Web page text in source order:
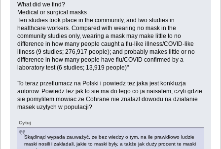
What did we find?
Medical or surgical masks
Ten studies took place in the community, and two studies in
healthcare workers. Compared with wearing no mask in the
community studies only, wearing a mask may make little to no
difference in how many people caught a flu‐like illness/COVID‐like
illness (9 studies; 276,917 people); and probably makes little or no
difference in how many people have flu/COVID confirmed by a
laboratory test (6 studies; 13,919 people)"
To teraz przetlumacz na Polski i powiedz tez jaka jest konkluzja
autorow. Powiedz tez jak to sie ma do tego co ja naisalem, czyli gdzie
sie pomylilem mowiac ze Cohrane nie znalazl dowodu na dzialanie
masek uzytych w populacji?
Cytuj
Skądinąd wypada zauważyć, że bez wiedzy o tym, na ile prawidłowo ludzie
maski nosili i zakładali, jakie to maski były, a także jak duży procent te maski